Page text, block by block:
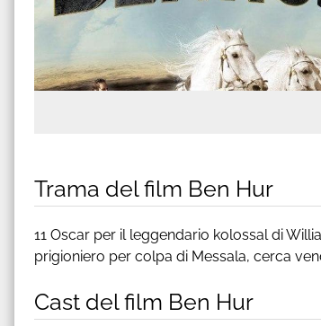
Trama del film Ben Hur
11 Oscar per il leggendario kolossal di
prigioniero per colpa di Messala, cerca
Cast del film Ben Hur